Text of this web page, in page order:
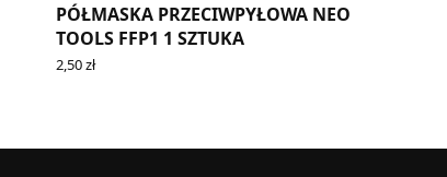
PÓŁMASKA PRZECIWPYŁOWA NEO
TOOLS FFP1 1 SZTUKA
2,50zł